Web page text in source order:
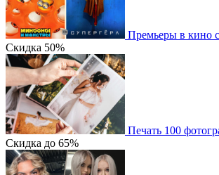
Премьеры в кино
Скидка 50%
Печать 100
Скидка до 65%